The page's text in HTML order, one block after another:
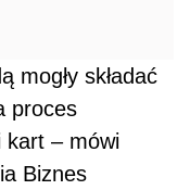
mogły składać
proces
kart – mówi
Biznes